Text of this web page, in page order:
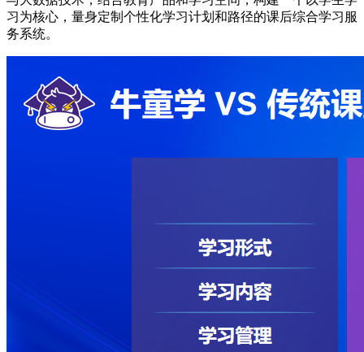
习为核心，量身定制个性化学习计划和路径的课后综合学习服
务系统。